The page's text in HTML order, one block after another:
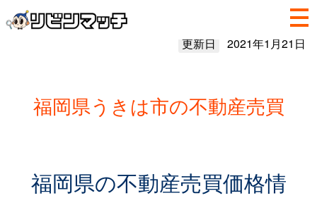
更新日 2021年1月21日
福岡県うきは市の不動産売買
福岡県の不動産売買価格情